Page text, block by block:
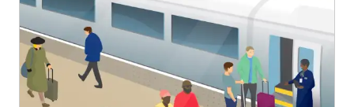
gereduceerd tarief. Je begeleider(s) betaalt/betalen een
gereduceerd tarief en zit/ zitten bij je in de trein. Om
hiervoor in aanmerking te komen, moet(en) je
begeleider(s) je de hele reis vergezellen.